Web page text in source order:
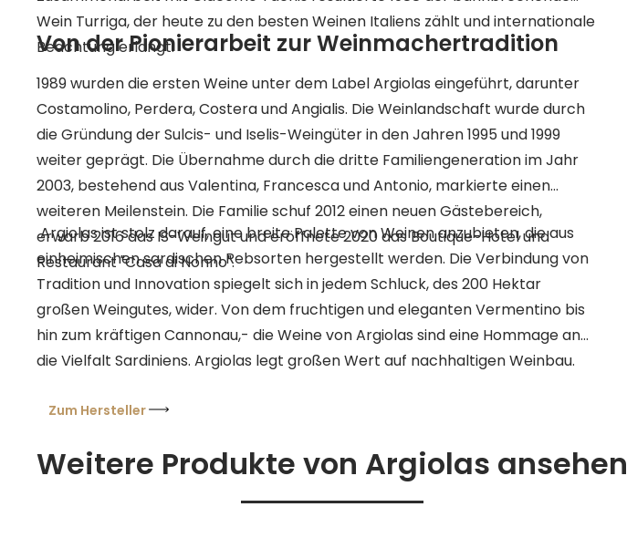
Wein Turriga, der heute zu den besten Weinen Italiens zählt und internationale
Beachtung erlangt.
Von der Pionierarbeit zur Weinmachertradition
1989 wurden die ersten Weine unter dem Label Argiolas eingeführt, darunter
Costamolino, Perdera, Costera und Angialis. Die Weinlandschaft wurde durch
die Gründung der Sulcis- und Iselis-Weingüter in den Jahren 1995 und 1999
weiter geprägt. Die Übernahme durch die dritte Familiengeneration im Jahr
2003, bestehend aus Valentina, Francesca und Antonio, markierte einen
weiteren Meilenstein. Die Familie schuf 2012 einen neuen Gästebereich,
erwarb 2016 das IS-Weingut und eröffnete 2020 das Boutique-Hotel und
Restaurant "Casa di Nonno".
Argiolas ist stolz darauf, eine breite Palette von Weinen anzubieten, die aus
einheimischen sardischen Rebsorten hergestellt werden. Die Verbindung von
Tradition und Innovation spiegelt sich in jedem Schluck, des 200 Hektar
großen Weingutes, wider. Von dem fruchtigen und eleganten Vermentino bis
hin zum kräftigen Cannonau,- die Weine von Argiolas sind eine Hommage an
die Vielfalt Sardiniens. Argiolas legt großen Wert auf nachhaltigen Weinbau.
Weingut setzt auf umweltfreundliche Praktiken. Dieses Engagement trägt
Generationen zu bewahren.
Zum Hersteller
Weitere Produkte von Argiolas ansehen